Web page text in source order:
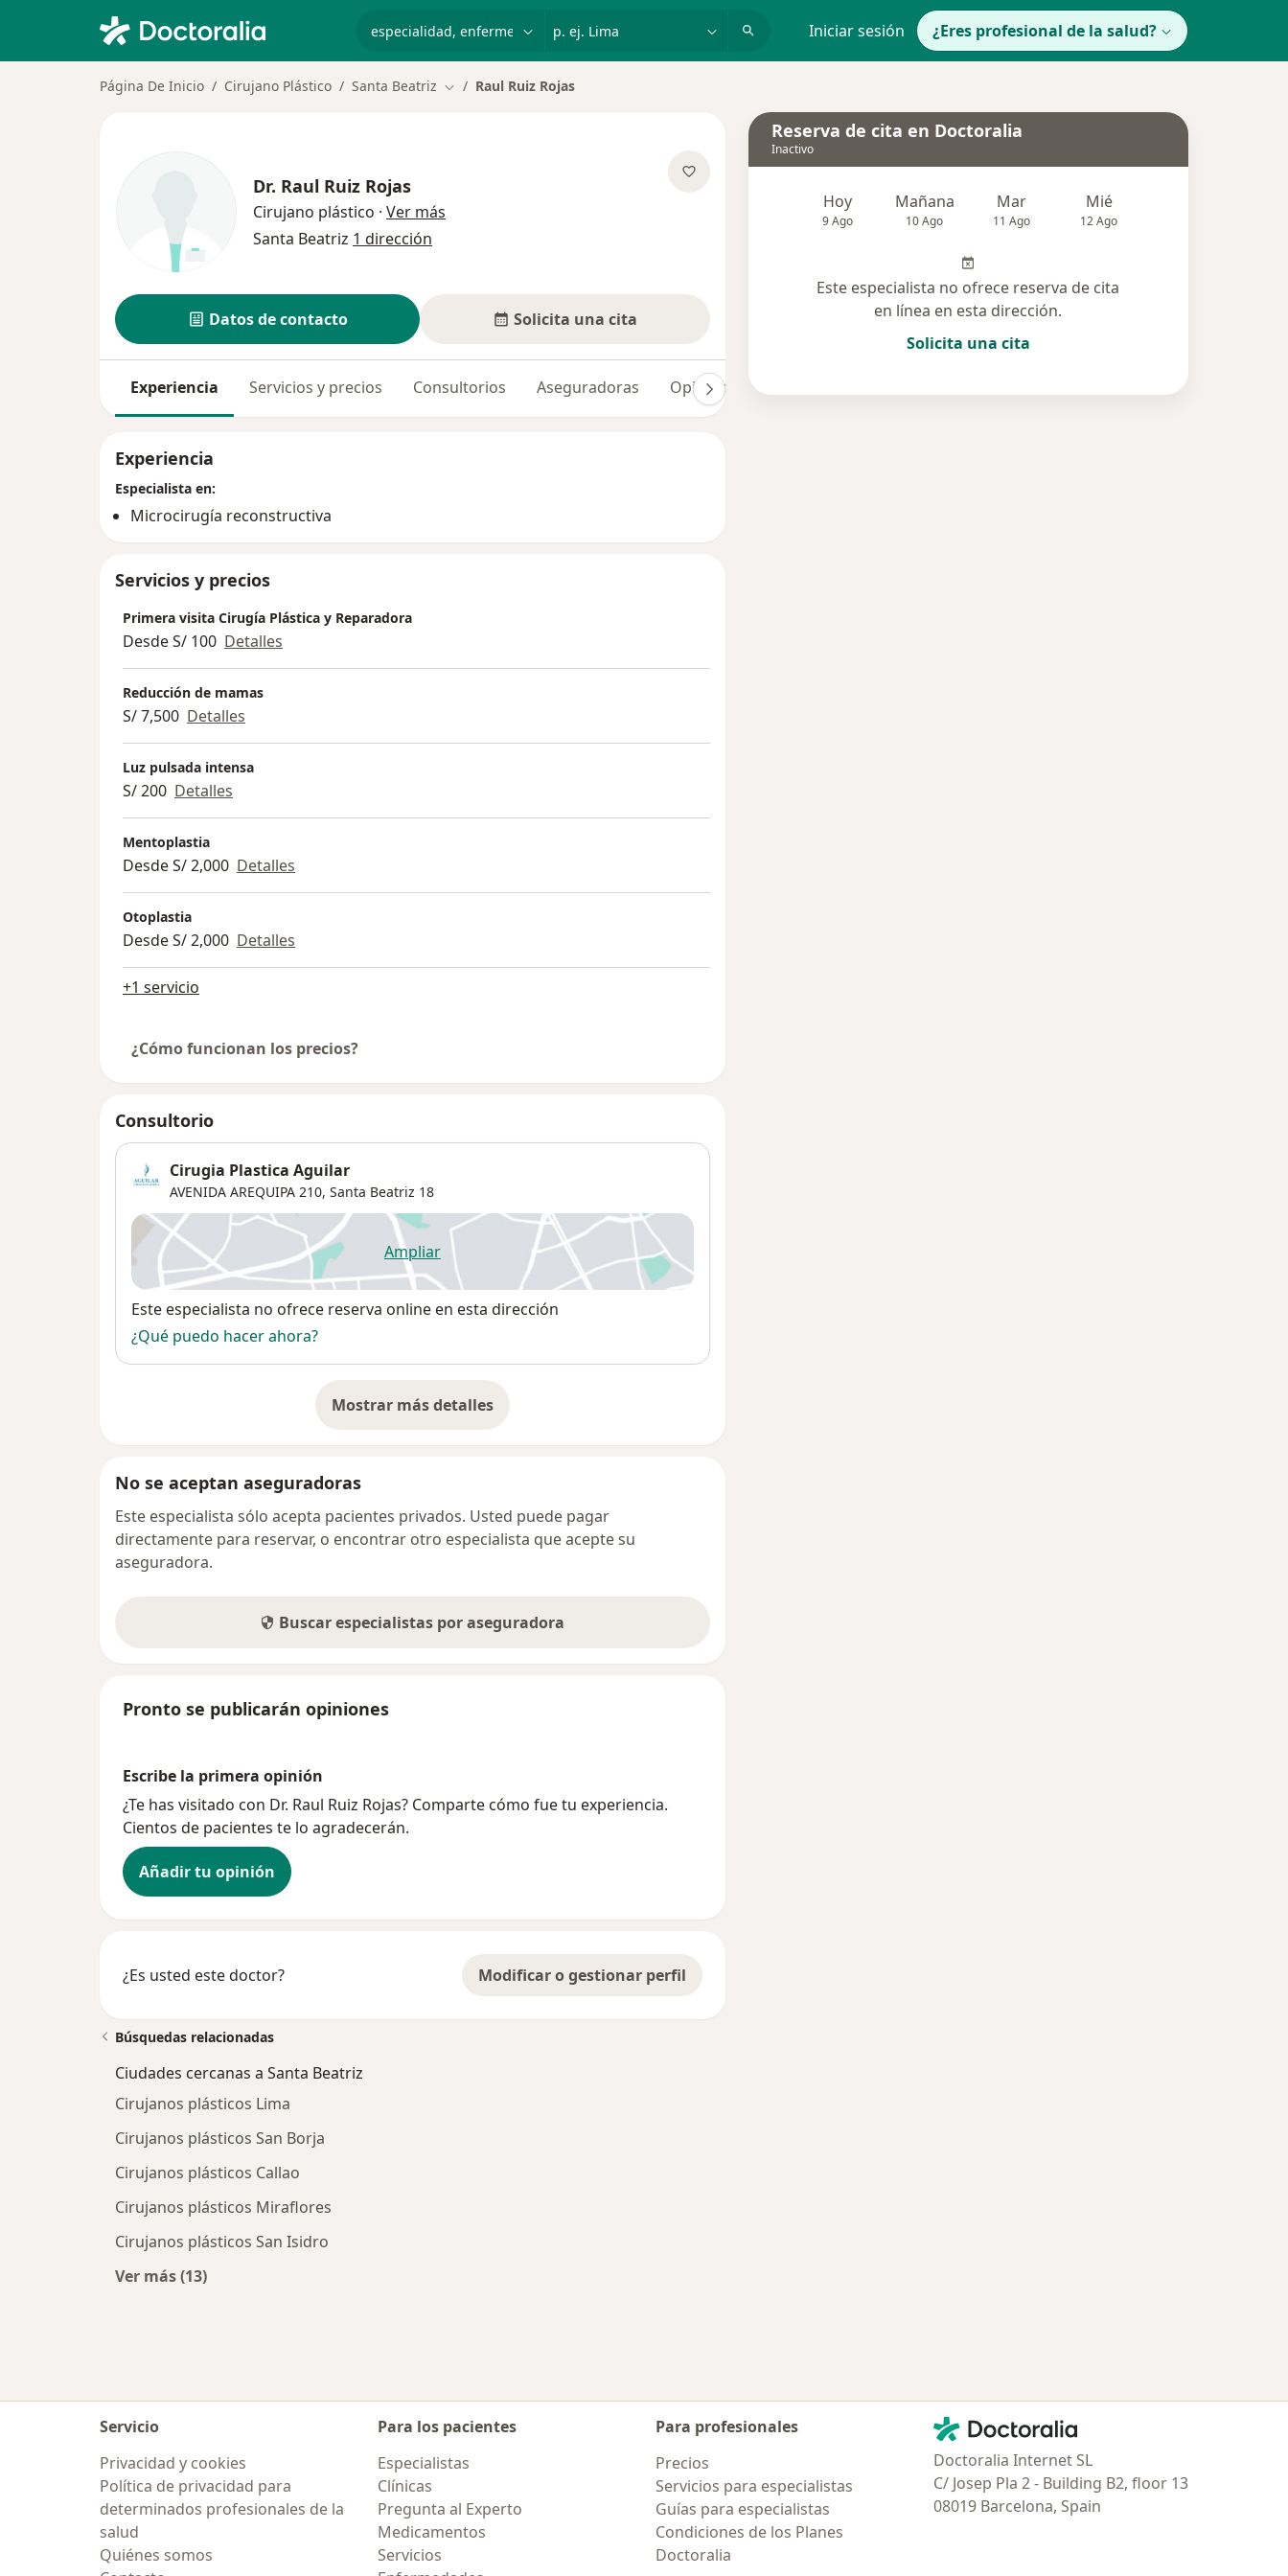
Iniciar sesión ¿Eres profesional de la salud?
Página De Inicio Cirujano Plástico Santa Beatriz Cambiar de ciudad
Raul Ruiz Rojas
Dr. Raul Ruiz Rojas
Cirujano plástico · Ver más
Santa Beatriz 1 dirección
Datos de contacto Solicita una cita
Experiencia Servicios y precios Consultorios Aseguradoras Opiniones
Experiencia
Especialista en:
Microcirugía reconstructiva
Servicios y precios
Primera visita Cirugía Plástica y Reparadora
Desde S/ 100 Detalles
Reducción de mamas
S/ 7,500 Detalles
Luz pulsada intensa
S/ 200 Detalles
Mentoplastia
Desde S/ 2,000 Detalles
Otoplastia
Desde S/ 2,000 Detalles
+1 servicio
¿Cómo funcionan los precios?
Consultorio
Cirugia Plastica Aguilar
AVENIDA AREQUIPA 210, Santa Beatriz 18
Ampliarse abre en una nueva pestaña
Disponibilidad
Este especialista no ofrece reserva online en esta dirección
¿Qué puedo hacer ahora?
Mostrar más detalles
sobre la dirección
No se aceptan aseguradoras
Este especialista sólo acepta pacientes privados. Usted puede pagar
directamente para reservar, o encontrar otro especialista que acepte su
aseguradora.
Buscar especialistas por aseguradora
Pronto se publicarán opiniones
Escribe la primera opinión
¿Te has visitado con Dr. Raul Ruiz Rojas? Comparte cómo fue tu experiencia.
Cientos de pacientes te lo agradecerán.
Añadir tu opinión
¿Es usted este doctor? Modificar o gestionar perfil
Reserva de cita en Doctoralia
Inactivo
Hoy
9 Ago
Mañana
10 Ago
Mar
11 Ago
Mié
12 Ago
Este especialista no ofrece reserva de cita
en línea en esta dirección.
Solicita una cita
Búsquedas relacionadas
Ciudades cercanas a Santa Beatriz
Cirujanos plásticos Lima
Cirujanos plásticos San Borja
Cirujanos plásticos Callao
Cirujanos plásticos Miraflores
Cirujanos plásticos San Isidro
Ver más (13)
Servicio
Privacidad y cookies
Política de privacidad para
determinados profesionales de la
salud
Quiénes somos
Para los pacientes
Especialistas
Clínicas
Pregunta al Experto
Medicamentos
Servicios
Para profesionales
Precios
Servicios para especialistas
Guías para especialistas
Condiciones de los Planes
Doctoralia
Contacto
Doctoralia - Página de inicio
Doctoralia Internet SL
C/ Josep Pla 2 - Building B2, floor 13
08019 Barcelona, Spain